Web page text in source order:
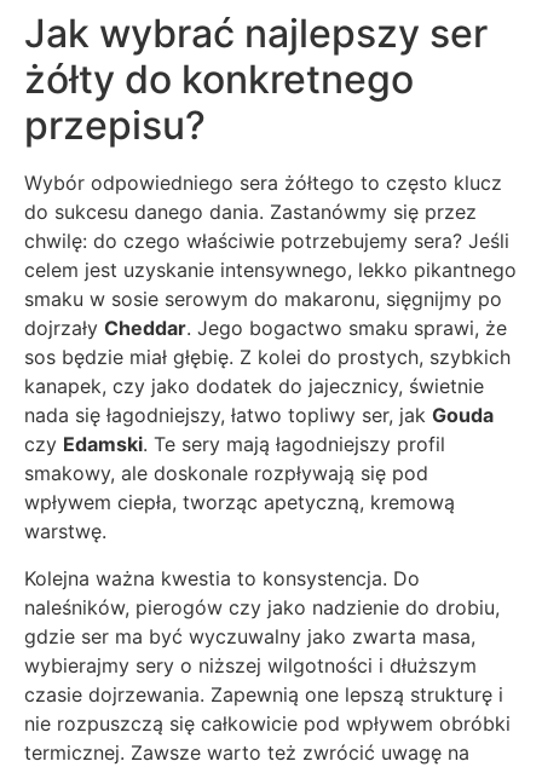
Jak wybrać najlepszy ser
żółty do konkretnego
przepisu?
Wybór odpowiedniego sera żółtego to często klucz
do sukcesu danego dania. Zastanówmy się przez
chwilę: do czego właściwie potrzebujemy sera? Jeśli
celem jest uzyskanie intensywnego, lekko pikantnego
smaku w sosie serowym do makaronu, sięgnijmy po
dojrzały Cheddar. Jego bogactwo smaku sprawi, że
sos będzie miał głębię. Z kolei do prostych, szybkich
kanapek, czy jako dodatek do jajecznicy, świetnie
nada się łagodniejszy, łatwo topliwy ser, jak Gouda
czy Edamski. Te sery mają łagodniejszy profil
smakowy, ale doskonale rozpływają się pod
wpływem ciepła, tworząc apetyczną, kremową
warstwę.
Kolejna ważna kwestia to konsystencja. Do
naleśników, pierogów czy jako nadzienie do drobiu,
gdzie ser ma być wyczuwalny jako zwarta masa,
wybierajmy sery o niższej wilgotności i dłuższym
czasie dojrzewania. Zapewnią one lepszą strukturę i
nie rozpuszczą się całkowicie pod wpływem obróbki
termicznej. Zawsze warto też zwrócić uwagę na